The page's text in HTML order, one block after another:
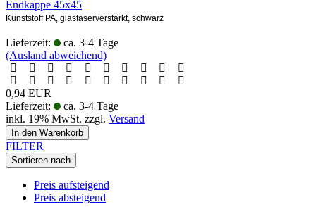
Endkappe 45x45
Kunststoff PA, glasfaserverstärkt, schwarz
Lieferzeit:
ca. 3-4 Tage
(Ausland abweichend)
0,94 EUR
Lieferzeit:
ca. 3-4 Tage
inkl. 19% MwSt. zzgl. Versand
In den Warenkorb
FILTER
Sortieren nach
Preis aufsteigend
Preis absteigend